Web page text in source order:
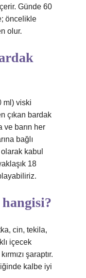
Günde 60
öncelikle
olur.
ml) viski
çıkan bardak
ve barın her
bağlı
kabul
18
cin, tekila,
içecek
şaraptır.
kalbe iyi